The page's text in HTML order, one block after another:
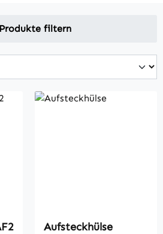
Produkte filtern
AF2 Aufsteckhülse